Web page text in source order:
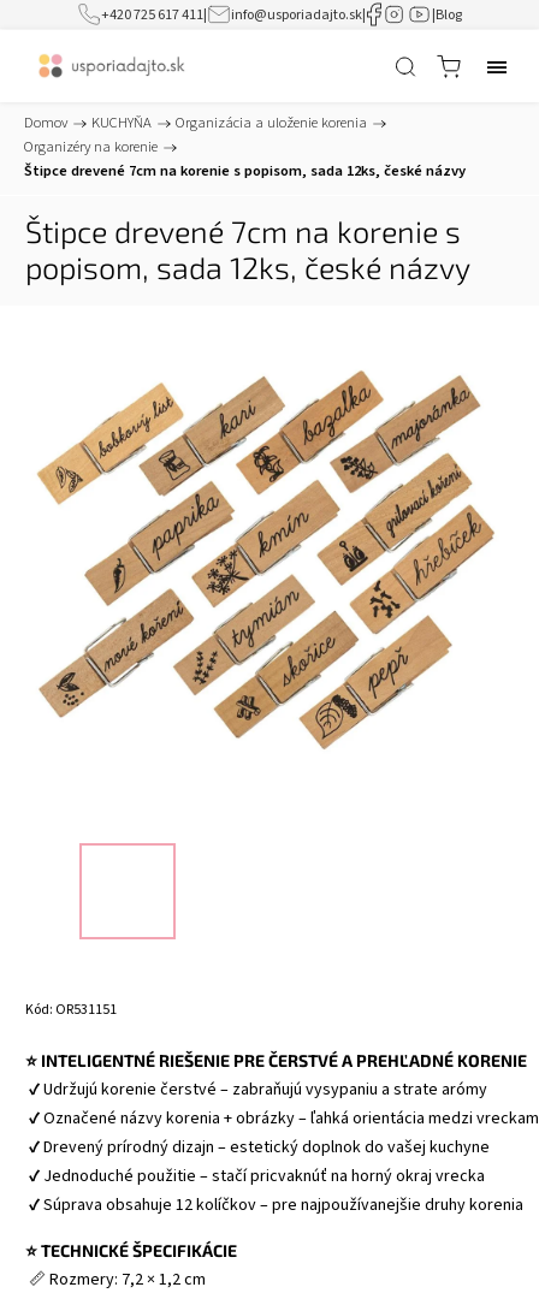
+420 725 617 411| info@usporiadajto.sk| |Blog
Domov / KUCHYŇA / Organizácia a uloženie korenia /
Organizéry na korenie /
Štipce drevené 7cm na korenie s popisom, sada 12ks, české názvy
Štipce drevené 7cm na korenie s
popisom, sada 12ks, české názvy
Kód: OR531151
⭐ INTELIGENTNÉ RIEŠENIE PRE ČERSTVÉ A PREHĽADNÉ KORENIE
✔ Udržujú korenie čerstvé – zabraňujú vysypaniu a strate arómy
✔ Označené názvy korenia + obrázky – ľahká orientácia medzi
✔ Drevený prírodný dizajn – estetický doplnok do vašej kuchyne
✔ Jednoduché použitie – stačí pricvaknúť na horný okraj vrecka
✔ Súprava obsahuje 12 kolíčkov – pre najpoužívanejšie druhy korenia
⭐ TECHNICKÉ ŠPECIFIKÁCIE
📏 Rozmery: 7,2 × 1,2 cm